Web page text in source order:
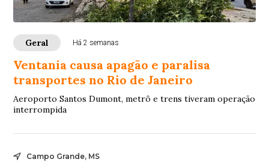
Geral Há 2 semanas
Ventania causa apagão e paralisa
transportes no Rio de Janeiro
Aeroporto Santos Dumont, metrô e trens tiveram operação
interrompida
Campo Grande, MS